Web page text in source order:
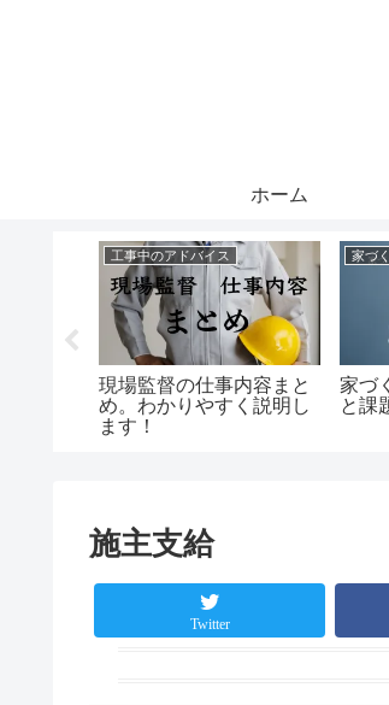
ホーム
工事中のアドバイス
現場監督の仕事内容まと
め。わかりやすく説明し
ます！
家づ
家づ
と課
施主支給
Twitter